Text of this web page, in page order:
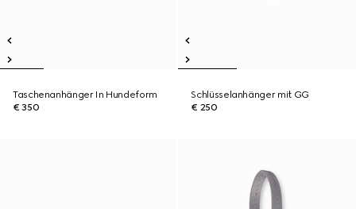
Taschenanhänger In Hundeform
€ 350
Schlüsselanhänger mit GG
€ 250